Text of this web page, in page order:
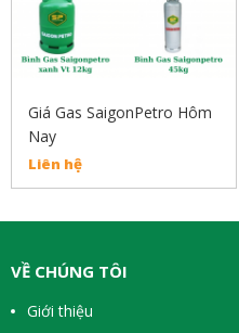
Giá Gas SaigonPetro Hôm
Nay
Liên hệ
VỀ CHÚNG TÔI
Giới thiệu